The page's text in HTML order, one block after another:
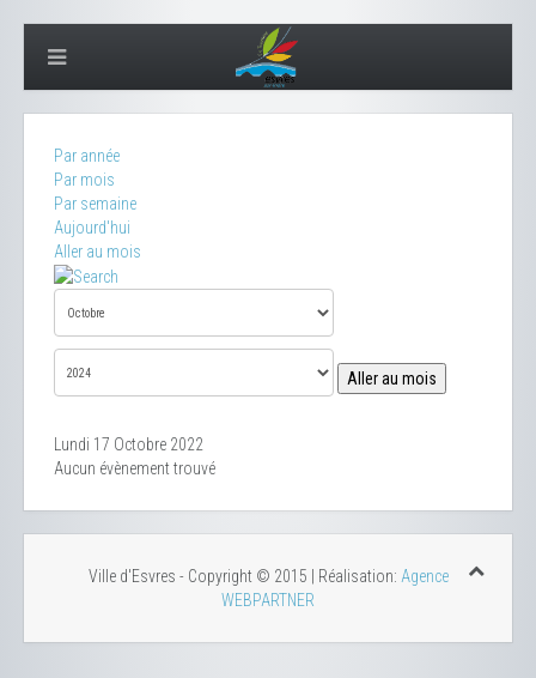
Par année
Par mois
Par semaine
Aujourd'hui
Aller au mois
Aller au mois
Lundi 17 Octobre 2022
Aucun évènement trouvé
Ville d'Esvres - Copyright © 2015 | Réalisation: Agence
WEBPARTNER